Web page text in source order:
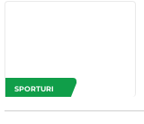
SPORTURI